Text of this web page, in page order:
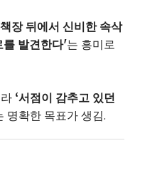
장 뒤에서 신비한 속삭
를 발견한다'는 흥미로
‘서점이 감추고 있던
명확한 목표가 생김.